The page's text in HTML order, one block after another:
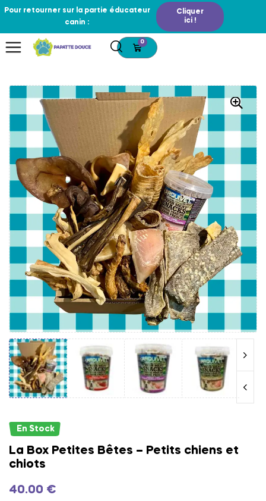
Pour retourner sur la partie éducateur
canin :
Cliquer
ici !
0
En Stock
La Box Petites Bêtes – Petits chiens et
chiots
40.00 €